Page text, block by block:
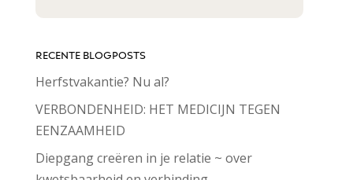
RECENTE BLOGPOSTS
Herfstvakantie? Nu al?
VERBONDENHEID: HET MEDICIJN TEGEN
EENZAAMHEID
Diepgang creëren in je relatie ~ over